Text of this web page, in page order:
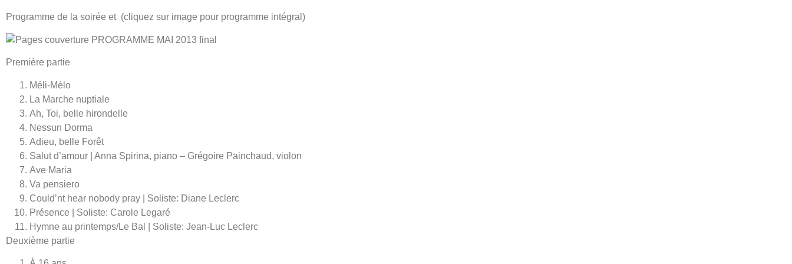
Programme de la soirée et (cliquez sur image pour programme intégral)
Première partie
Méli-Mélo
La Marche nuptiale
Ah, Toi, belle hirondelle
Nessun Dorma
Adieu, belle Forêt
Salut d’amour | Anna Spirina, piano – Grégoire Painchaud, violon
Ave Maria
Va pensiero
Could’nt hear nobody pray | Soliste: Diane Leclerc
Présence | Soliste: Carole Legaré
Hymne au printemps/Le Bal | Soliste: Jean-Luc Leclerc
Deuxième partie